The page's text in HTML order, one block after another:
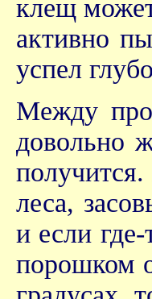
клещ
активно
успел
Между
довольно
леса,
и если
порошком